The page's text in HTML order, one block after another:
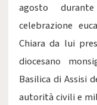
agosto
celebrazione
Chiara da lui
diocesano
Basilica di Assisi
autorità civili e